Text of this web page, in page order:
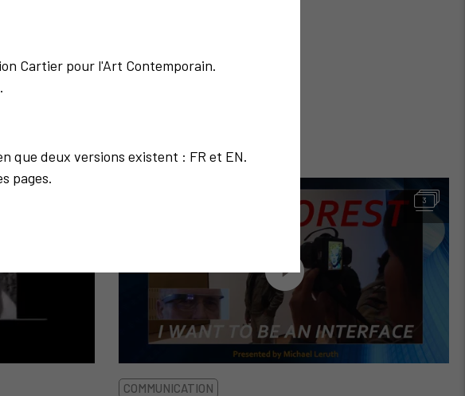
Cartier pour l'Art Contemporain.
que deux versions existent : FR et EN.
pages.
3
COMMUNICATION